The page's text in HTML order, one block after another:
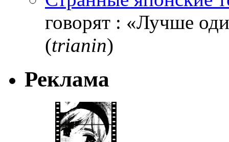
говорят : «Лучше
(trianin)
Реклама